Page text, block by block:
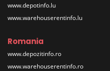
www.depotinfo.lu
www.warehouserentinfo.lu
Romania
www.depozitinfo.ro
www.warehouserentinfo.ro